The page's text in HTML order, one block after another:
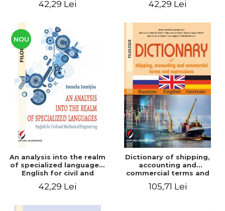
42,29 Lei 42,29 Lei
NOU
An analysis into the realm
of specialized languages.
English for civil and
42,29 Lei
Dictionary of shipping,
accounting and
commercial terms and
English-German
105,71 Lei